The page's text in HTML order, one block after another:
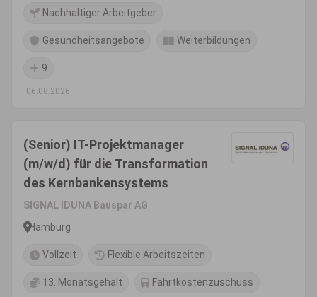
Nachhaltiger Arbeitgeber
Gesundheitsangebote Weiterbildungen
9
06.08.2026
(Senior) IT-Projektmanager
(m/w/d) für die Transformation
des Kernbankensystems
SIGNAL IDUNA Bauspar AG
Hamburg
Vollzeit Flexible Arbeitszeiten
13. Monatsgehalt Fahrtkostenzuschuss